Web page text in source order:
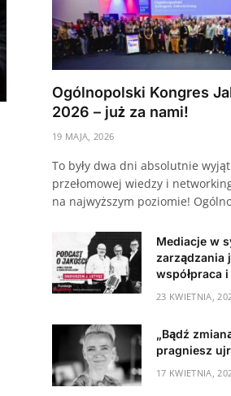
Ogólnopolski Kongres
2026 – już za nami!
19 MAJA, 2026
To były dwa dni absolutnie
przełomowej wiedzy i
na najwyższym poziomie!
Mediacje w
zarządzania
współpraca
23 KWIETNIA,
„Bądź
pragniesz
17 KWIETNIA,